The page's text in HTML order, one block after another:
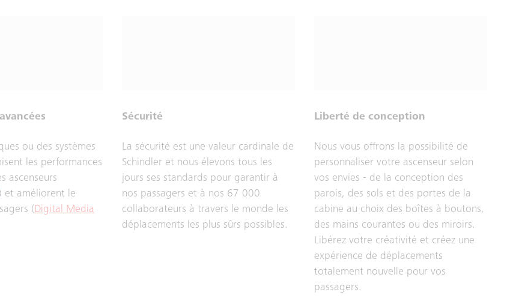
ou des systèmes
les performances
ascenseurs
) et améliorent le
(Digital Media
Sécurité
La sécurité est une valeur cardinale de
Schindler et nous élevons tous les
jours ses standards pour garantir à
nos passagers et à nos 67 000
collaborateurs à travers le monde les
déplacements les plus sûrs possibles.
Liberté de conception
Nous vous offrons la possibilité de
personnaliser votre ascenseur selon
vos envies - de la conception des
parois, des sols et des portes de la
cabine au choix des boîtes à boutons,
des mains courantes ou des miroirs.
Libérez votre créativité et créez une
expérience de déplacements
totalement nouvelle pour vos
passagers.